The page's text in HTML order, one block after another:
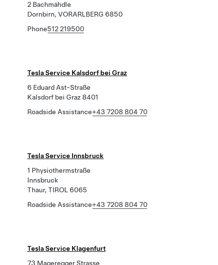
2 Bachmähdle
Dornbirn, VORARLBERG 6850
Phone512 219500
Tesla Service Kalsdorf bei Graz
6 Eduard Ast-Straße
Kalsdorf bei Graz 8401
Roadside Assistance+43 7208 804 70
Tesla Service Innsbruck
1 Physiothermstraße
Innsbruck
Thaur, TIROL 6065
Roadside Assistance+43 7208 804 70
Tesla Service Klagenfurt
73 Mageregger Strasse